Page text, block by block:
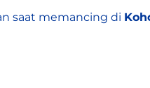
saat memancing di